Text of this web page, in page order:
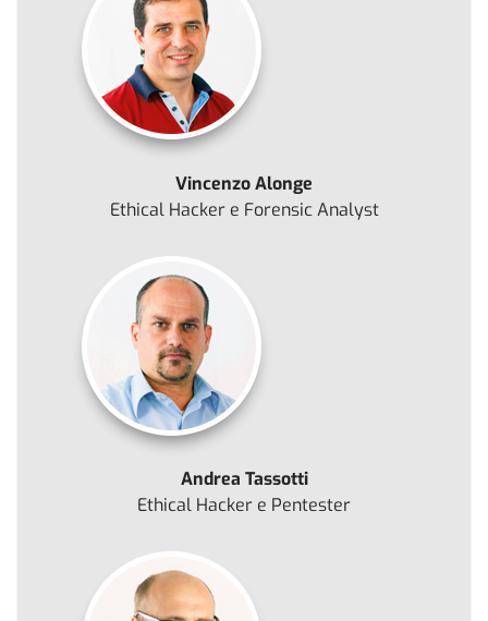
Vincenzo Alonge
Ethical Hacker e Forensic Analyst
Andrea Tassotti
Ethical Hacker e Pentester